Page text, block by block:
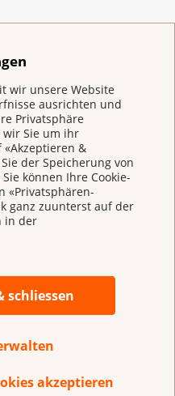
wir unsere Website
ausrichten und
Privatsphäre
Sie um ihr
«Akzeptieren &
der Speicherung von
können Ihre Cookie-
«Privatsphären-
ganz zuunterst auf der
in der
schliessen
akzeptieren
Schutz der Kinder
- Haus- und
Schutz der Kinder
stehen die grossen